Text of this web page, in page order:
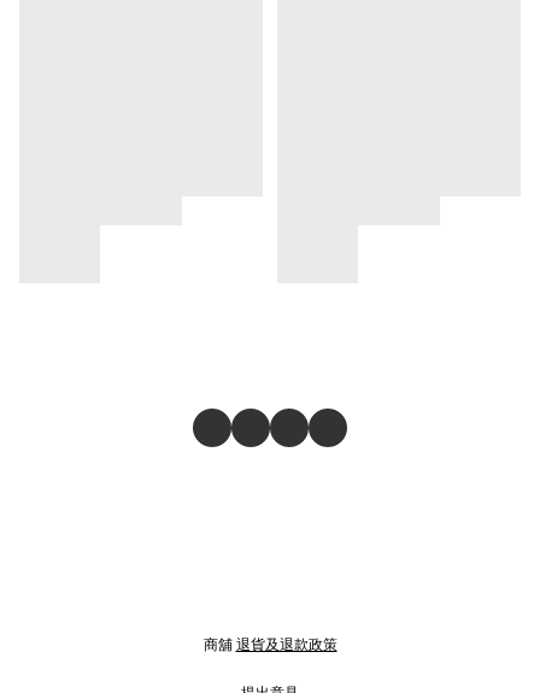
商舖 退貨及退款政策